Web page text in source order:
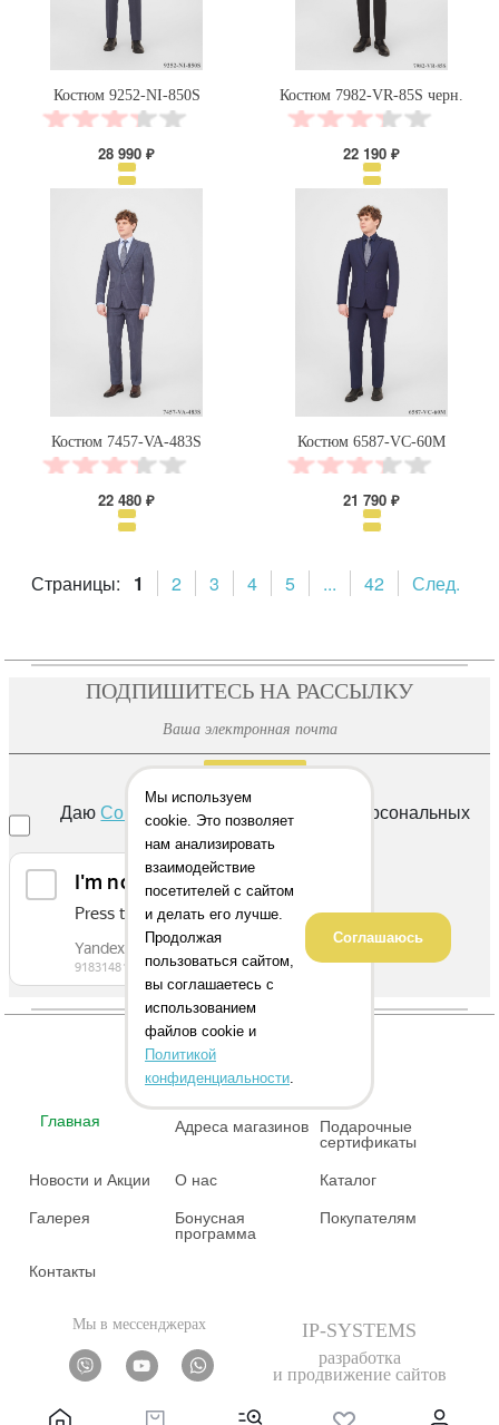
Костюм 9252-NI-850S
28 990 ₽
Костюм 7982-VR-85S черн.
22 190 ₽
Костюм 7457-VA-483S
22 480 ₽
Костюм 6587-VC-60M
21 790 ₽
Страницы: 1 2 3 4 5 ... 42 След.
ПОДПИШИТЕСЬ НА РАССЫЛКУ
ДаюСогласиена обработку своих персональных
данных
Главная Адреса магазинов
Подарочные
сертификаты
Новости и Акции О нас Каталог
Галерея
Бонусная
программа
Покупателям
Контакты
Мы в мессенджерах IP-SYSTEMS
разработка
и продвижение сайтов
Мы используем
cookie. Это позволяет
нам анализировать
взаимодействие
посетителей с сайтом
и делать его лучше.
Продолжая
пользоваться сайтом,
вы соглашаетесь с
использованием
файлов cookie и
Политикой
конфиденциальности.
Соглашаюсь